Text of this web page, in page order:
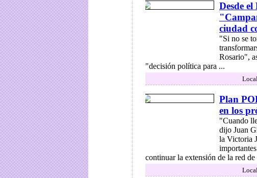
Desde
ciudad
"Si no se
Rosario",
"decisión política para ...
Plan
en los
"Cuando
dijo Juan
la Victoria
continuar la extensión de la red de